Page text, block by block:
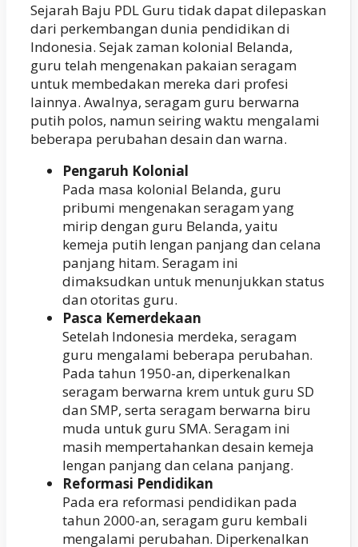
Sejarah Baju PDL Guru tidak dapat dilepaskan
dari perkembangan dunia pendidikan di
Indonesia. Sejak zaman kolonial Belanda,
guru telah mengenakan pakaian seragam
untuk membedakan mereka dari profesi
lainnya. Awalnya, seragam guru berwarna
putih polos, namun seiring waktu mengalami
beberapa perubahan desain dan warna.
Pengaruh Kolonial
Pada masa kolonial Belanda, guru
pribumi mengenakan seragam yang
mirip dengan guru Belanda, yaitu
kemeja putih lengan panjang dan celana
panjang hitam. Seragam ini
dimaksudkan untuk menunjukkan status
dan otoritas guru.
Pasca Kemerdekaan
Setelah Indonesia merdeka, seragam
guru mengalami beberapa perubahan.
Pada tahun 1950-an, diperkenalkan
seragam berwarna krem untuk guru SD
dan SMP, serta seragam berwarna biru
muda untuk guru SMA. Seragam ini
masih mempertahankan desain kemeja
lengan panjang dan celana panjang.
Reformasi Pendidikan
Pada era reformasi pendidikan pada
tahun 2000-an, seragam guru kembali
mengalami perubahan. Diperkenalkan